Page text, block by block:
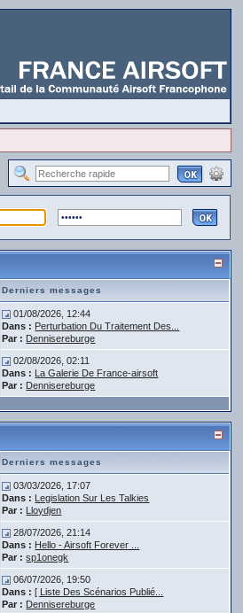
Derniers messages
01/08/2026, 12:44
Dans : Perturbation Du Traitement Des...
Par : Dennisereburge
02/08/2026, 02:11
Dans : La Galerie De France-airsoft
Par : Dennisereburge
Derniers messages
03/03/2026, 17:07
Dans : Legislation Sur Les Talkies
Par : Lloydjen
28/07/2026, 21:14
Dans : Hello - Airsoft Forever ...
Par : sp1onegk
06/07/2026, 19:50
Dans : [ Liste Des Scénarios Publié...
Par : Dennisereburge